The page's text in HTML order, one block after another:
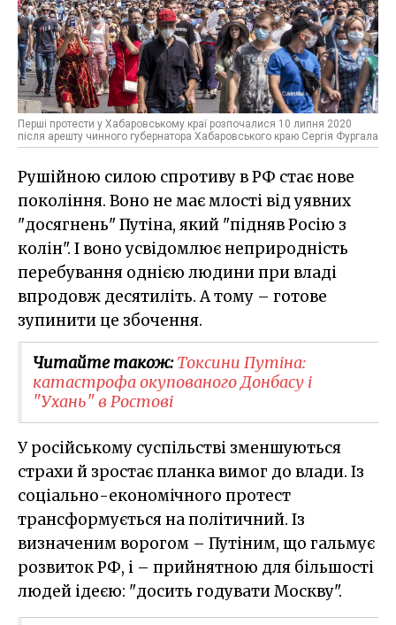
Перші протести у Хабаровському краї розпочалися 10 липня 2020
після арешту чинного губернатора Хабаровського краю Сергія Фургала
Рушійною силою спротиву в РФ стає нове
покоління. Воно не має млості від уявних
"досягнень" Путіна, який "підняв Росію з
колін". І воно усвідомлює неприродність
перебування однією людини при владі
впродовж десятиліть. А тому – готове
зупинити це збочення.
Читайте також:Токсини Путіна:
катастрофа окупованого Донбасу і
"Ухань" в Ростові
У російському суспільстві зменшуються
страхи й зростає планка вимог до влади. Із
соціально-економічного протест
трансформується на політичний. Із
визначеним ворогом – Путіним, що гальмує
розвиток РФ, і – прийнятною для більшості
людей ідеєю: "досить годувати Москву".